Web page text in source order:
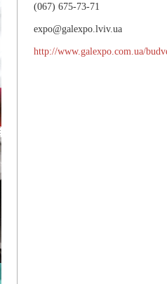
(067) 675-73-71
expo@galexpo.lviv.ua
http://www.galexpo.com.ua/